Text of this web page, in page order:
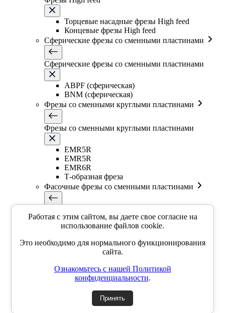
Торцевые насадные фрезы High feed
Концевые фрезы High feed
Сферические фрезы со сменными пластинами
Сферические фрезы со сменными пластинами
ABPF (сферическая)
BNM (сферическая)
Фрезы со сменными круглыми пластинами
Фрезы со сменными круглыми пластинами
EMR5R
EMR5R
EMR6R
Т-образная фреза
Фасочные фрезы со сменными пластинами
SSP
SSY
TKCM
Дисковые фрезы со сменными пластинами
Дисковые фрезы со сменными пластинами
Работая с этим сайтом, вы даете свое согласие на
использование файлов cookie.
Это необходимо для нормального функционирования
сайта.
Ознакомьтесь с нашей Политикой
конфиденциальности.
Принять